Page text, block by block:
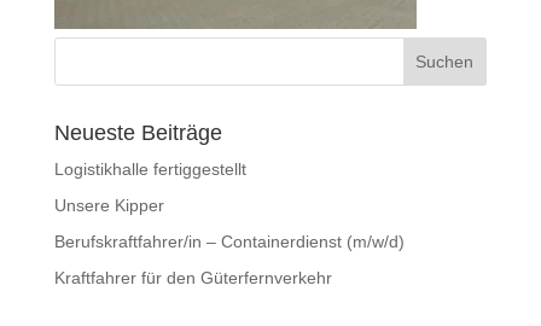
Neueste Beiträge
Logistikhalle fertiggestellt
Unsere Kipper
Berufskraftfahrer/in – Containerdienst (m/w/d)
Kraftfahrer für den Güterfernverkehr